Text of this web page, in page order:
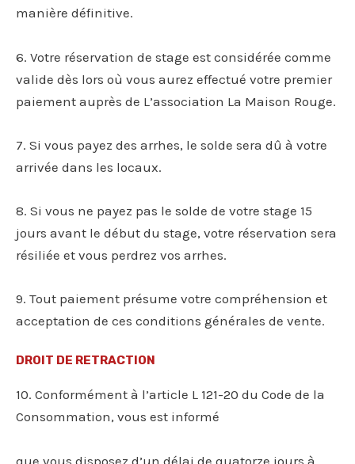
manière définitive.
6. Votre réservation de stage est considérée comme
valide dès lors où vous aurez effectué votre premier
paiement auprès de L’association La Maison Rouge.
7. Si vous payez des arrhes, le solde sera dû à votre
arrivée dans les locaux.
8. Si vous ne payez pas le solde de votre stage 15
jours avant le début du stage, votre réservation sera
résiliée et vous perdrez vos arrhes.
9. Tout paiement présume votre compréhension et
acceptation de ces conditions générales de vente.
DROIT DE RETRACTION
10. Conformément à l’article L 121-20 du Code de la
Consommation, vous est informé
que vous disposez d’un délai de quatorze jours à